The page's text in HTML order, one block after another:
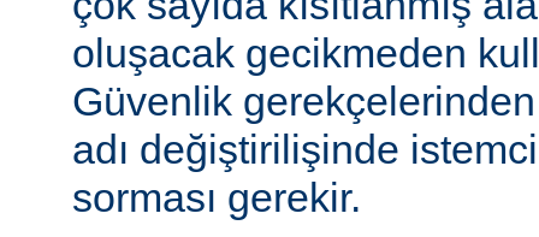
oluşacak gecikmeden
Güvenlik
adı değiştirilişinde
sorması gerekir.